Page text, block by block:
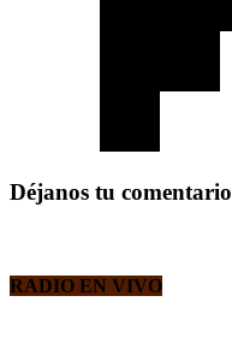
Déjanos tu comentario
RADIO EN VIVO